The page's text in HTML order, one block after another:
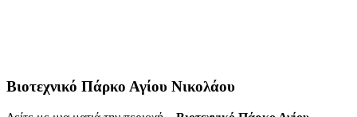
Βιοτεχνικό Πάρκο Αγίου Νικολάου